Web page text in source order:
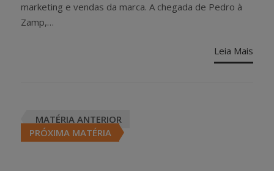
marketing e vendas da marca. A chegada de Pedro à
Zamp,…
Leia Mais
navigation
MATÉRIA ANTERIOR
PRÓXIMA MATÉRIA